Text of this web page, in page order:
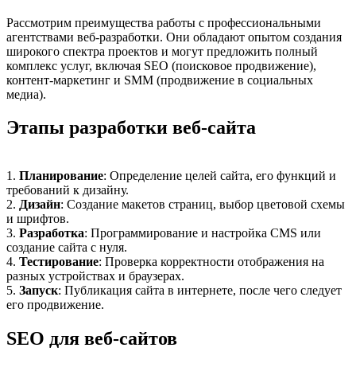
Рассмотрим преимущества работы с профессиональными
агентствами веб-разработки. Они обладают опытом создания
широкого спектра проектов и могут предложить полный
комплекс услуг, включая SEO (поисковое продвижение),
контент-маркетинг и SMM (продвижение в социальных
медиа).
Этапы разработки веб-сайта
1. Планирование: Определение целей сайта, его функций и
требований к дизайну.
2. Дизайн: Создание макетов страниц, выбор цветовой схемы
и шрифтов.
3. Разработка: Программирование и настройка CMS или
создание сайта с нуля.
4. Тестирование: Проверка корректности отображения на
разных устройствах и браузерах.
5. Запуск: Публикация сайта в интернете, после чего следует
его продвижение.
SEO для веб-сайтов